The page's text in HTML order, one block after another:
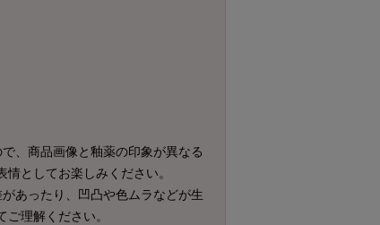
、商品画像と釉薬の印象が異なる
としてお楽しみください。
あったり、凹凸や色ムラなどが生
理解ください。